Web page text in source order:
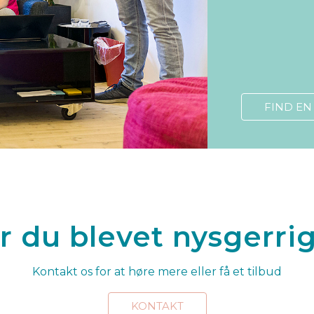
FIND
du blevet
Kontakt os for at høre mere eller få et tilbud
KONTAKT